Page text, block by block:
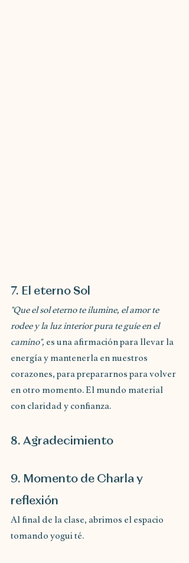
7. El eterno Sol
"Que el sol eterno te ilumine, el amor te
rodee y la luz interior pura te guíe en el
camino", es una afirmación para llevar la
energía y mantenerla en nuestros
corazones, para prepararnos para volver
en otro momento. El mundo material
con claridad y confianza.
8. Agradecimiento
9. Momento de Charla y
reflexión
Al final de la clase, abrimos el espacio
tomando yogui té.